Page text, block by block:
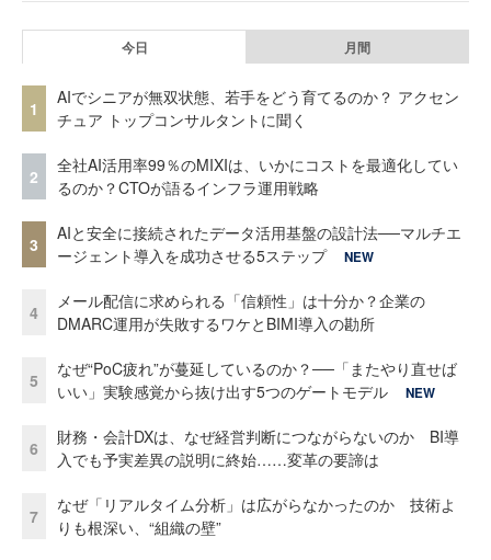
今日 月間
1
AIでシニアが無双状態、若手をどう育てるのか？ アクセン
チュア トップコンサルタントに聞く
2
全社AI活用率99％のMIXIは、いかにコストを最適化してい
るのか？CTOが語るインフラ運用戦略
3
AIと安全に接続されたデータ活用基盤の設計法──マルチエ
ージェント導入を成功させる5ステップ
NEW
4
メール配信に求められる「信頼性」は十分か？企業の
DMARC運用が失敗するワケとBIMI導入の勘所
5
なぜ“PoC疲れ”が蔓延しているのか？──「またやり直せば
いい」実験感覚から抜け出す5つのゲートモデル
NEW
6
財務・会計DXは、なぜ経営判断につながらないのか BI導
入でも予実差異の説明に終始……変革の要諦は
7
なぜ「リアルタイム分析」は広がらなかったのか 技術よ
りも根深い、“組織の壁”